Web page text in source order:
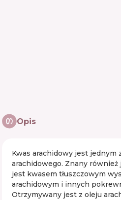
Opis
Kwas arachidowy jest jednym
arachidowego. Znany
jest kwasem tłuszczowym
arachidowym i innych
Otrzymywany jest z oleju